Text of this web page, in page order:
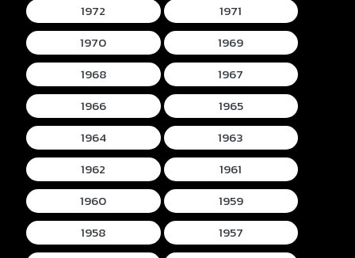
1972
1971
1970
1969
1968
1967
1966
1965
1964
1963
1962
1961
1960
1959
1958
1957